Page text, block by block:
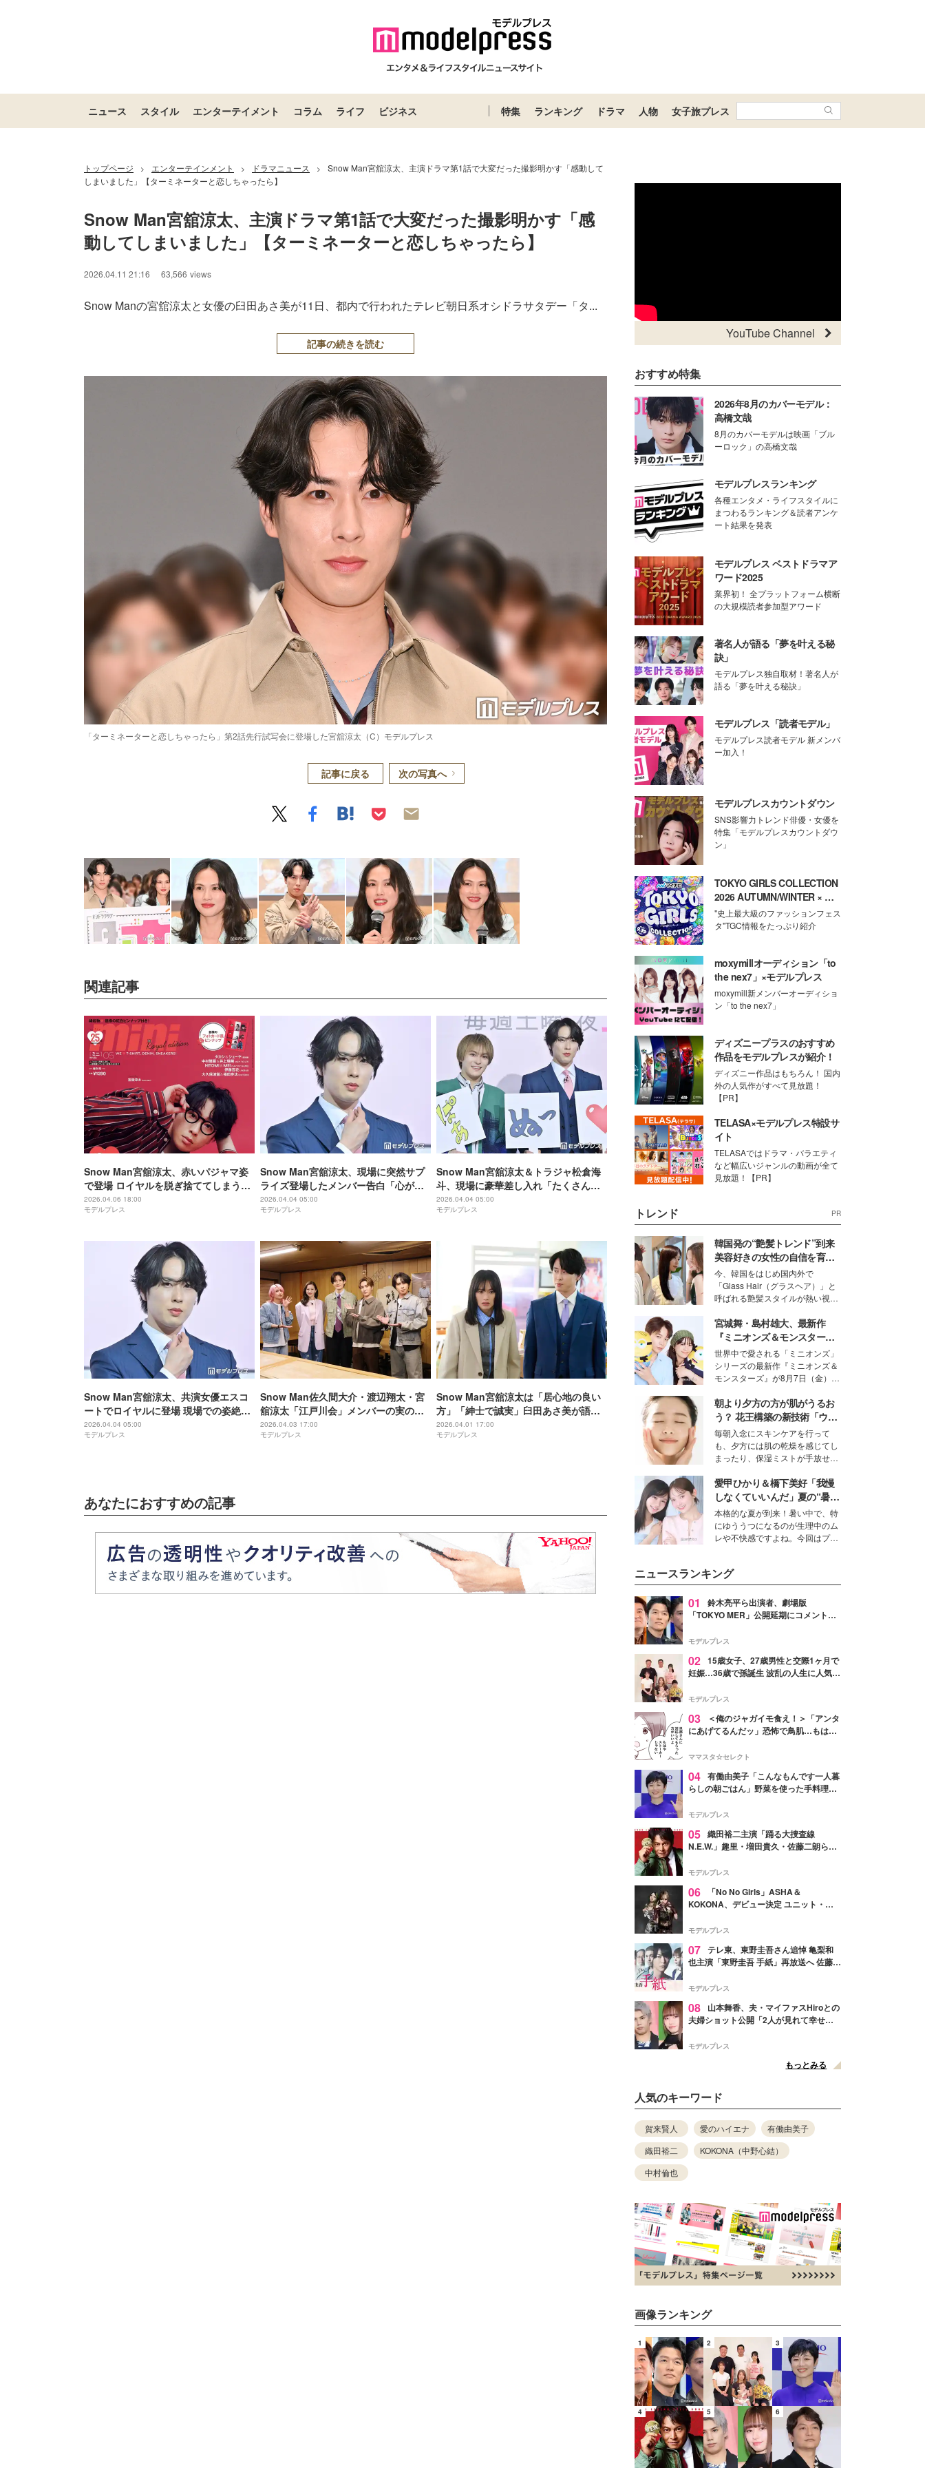
ニュース スタイル エンターテイメント コラム ライフ ビジネス 特集 ランキング ドラマ 人物 女子旅プレス
トップページ > エンターテインメント > ドラマニュース >
Snow Man宮舘涼太、主演ドラマ第1話で大変だった撮影明かす「感動して
しまいました」【ターミネーターと恋しちゃったら】
Snow Man宮舘涼太、主演ドラマ第1話で大変だった撮影明かす「感
動してしまいました」【ターミネーターと恋しちゃったら】
2026.04.11 21:16 63,566 views
Snow Manの宮舘涼太と女優の臼田あさ美が11日、都内で行われたテレビ朝日系オシドラサタデー「タ...
記事の続きを読む
「ターミネーターと恋しちゃったら」第2話先行試写会に登場した宮舘涼太（C）モデルプレス
記事に戻る 次の写真へ
関連記事
Snow Man宮舘涼太、赤いパジャマ姿
で登場 ロイヤルを脱ぎ捨ててしまうシ
ーン明かす
2026.04.06 18:00
モデルプレス
Snow Man宮舘涼太、現場に突然サプ
ライズ登場したメンバー告白「心がほ
っこりしました」連ドラ初主演決定で
もらった置き手紙の内容とは 【ターミ
2026.04.04 05:00
モデルプレス
Snow Man宮舘涼太＆トラジャ松倉海
斗、現場に豪華差し入れ「たくさん相
談しました」【ターミネーターと恋し
ちゃったら】
2026.04.04 05:00
モデルプレス
Snow Man宮舘涼太、共演女優エスコ
ートでロイヤルに登場 現場での姿絶賛
される「絶対に大変だったはずなの
に」【ターミネーターと恋しちゃった
2026.04.04 05:00
モデルプレス
Snow Man佐久間大介・渡辺翔太・宮
舘涼太「江戸川会」メンバーの実の祖
母がサプライズ登場 “渡辺＆宮舘と同
じ高校”岡田将生との地元話も
2026.04.03 17:00
モデルプレス
Snow Man宮舘涼太は「居心地の良い
方」「紳士で誠実」臼田あさ美が語
る“不思議な一体感”【「ターミネータ
ーと恋しちゃったら」インタビュー】
2026.04.01 17:00
モデルプレス
あなたにおすすめの記事
YouTube Channel
おすすめ特集
2026年8月のカバーモデル：
高橋文哉
8月のカバーモデルは映画「ブル
ーロック」の高橋文哉
モデルプレスランキング
各種エンタメ・ライフスタイルに
まつわるランキング＆読者アンケ
ート結果を発表
モデルプレス ベストドラマア
ワード2025
業界初！ 全プラットフォーム横断
の大規模読者参加型アワード
著名人が語る「夢を叶える秘
訣」
モデルプレス独自取材！著名人が
語る「夢を叶える秘訣」
モデルプレス「読者モデル」
モデルプレス読者モデル 新メンバ
ー加入！
モデルプレスカウントダウン
SNS影響力トレンド俳優・女優を
特集「モデルプレスカウントダウ
ン」
TOKYO GIRLS COLLECTION
2026 AUTUMN/WINTER × モ
デルプレス
"史上最大級のファッションフェス
タ"TGC情報をたっぷり紹介
moxymillオーディション「to
the nex7」×モデルプレス
moxymill新メンバーオーディショ
ン「to the nex7」
ディズニープラスのおすすめ
作品をモデルプレスが紹介！
ディズニー作品はもちろん！ 国内
外の人気作がすべて見放題！
【PR】
TELASA×モデルプレス特設サ
イト
TELASAではドラマ・バラエティ
など幅広いジャンルの動画が全て
見放題！【PR】
トレンド PR
韓国発の“艶髪トレンド”到来
美容好きの女性の自信を育む
「ヘアケア事情」って？
今、韓国をはじめ国内外で
「Glass Hair（グラスヘア）」と
呼ばれる艶髪スタイルが熱い視線
ションの完成度を高めるベースと
して、“髪そのものの美しさ”に改
めて注目する人が増えている様
子。今回は、そんな憧れの艶やか
な髪を日常で叶える、美容好きの
女性たちのヘアケア事情を紹介し
ます。
宮城舞・島村雄大、最新作
『ミニオンズ＆モンスター
ズ』の魅力熱弁 ハチャメチャ
だけじゃない“友情と絆”に感
動
世界中で愛される「ミニオンズ」
シリーズの最新作『ミニオンズ＆
モンスターズ』が8月7日（金）に
ニオン好き”という共通点を持つモ
デルの宮城舞と島村雄大の特別対
談をお届け！それぞれの視点か
ら、今作ならではの魅力や予想外
の感動をもたらす奥深いストーリ
ーについて熱く語り合ってもらっ
た。
朝より夕方の方が肌がうるお
う？ 花王構築の新技術「ウォ
ーターキャプチャリングスキ
ン（捕水肌）」がスキンケア
の常識を変える予感
毎朝入念にスキンケアを行って
も、夕方には肌の乾燥を感じてし
まったり、保湿ミストが手放せな
な美容の常識を大きく変える可能
性を秘めた、革新的な「Water
Capturing Skin（ウォーターキャ
プチャリングスキン：捕水肌）」
技術を、花王が構築した。
愛甲ひかり＆橋下美好「我慢
しなくていいんだ」夏の“暑さ
対策”の新しい選択肢とは？
本格的な夏が到来！暑い中で、特
にゆううつになるのが生理中のム
レや不快感ですよね。今回はプラ
好さんを迎えて本音で女子会トー
ク。猛暑のお出かけを快適に過ご
すヒントや、2人が感動した夏の
生理の新常識にも迫りました。
ニュースランキング
01
鈴木亮平ら出演者、劇場版
「TOKYO MER」公開延期にコメント
最大の敬意とエールを」
モデルプレス
02 15歳女子、27歳男性と交際1ヶ月で
妊娠…36歳で孫誕生 波乱の人生に人気タ
よ！」
モデルプレス
03
＜俺のジャガイモ食え！＞「アンタ
にあげてるんだッ」恐怖で鳥肌…もはや
ママスタ☆セレクト
04 有働由美子「こんなもんです一人暮
らしの朝ごはん」野菜を使った手料理公
そう」と反響
モデルプレス
05 織田裕二主演「踊る大捜査線
N.E.W.」趣里・増田貴久・佐藤二朗ら新
徴する“謎のキーワード”も
モデルプレス
06
「No No Girls」ASHA＆
KOKONA、デビュー決定 ユニット・
リリースへ
モデルプレス
07 テレ東、東野圭吾さん追悼 亀梨和
也主演「東野圭吾 手紙」再放送へ 佐藤隆
モデルプレス
08
山本舞香、夫・マイファスHiroとの
夫婦ショット公開「2人が見れて幸せ」
モデルプレス
もっとみる
人気のキーワード
賀来賢人 愛のハイエナ
有働由美子
織田裕二
KOKONA（中野心結）
中村倫也
画像ランキング
1 2 3
4 5 6